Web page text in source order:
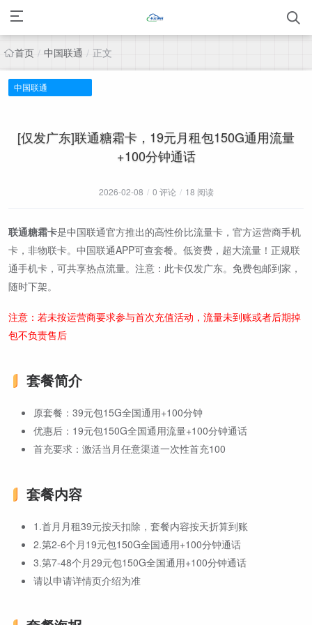
首页 / 中国联通 / 正文
中国联通
[仅发广东]联通糖霜卡，19元月租包150G通用流量
+100分钟通话
2026-02-08 / 0 评论 / 18 阅读
联通糖霜卡是中国联通官方推出的高性价比流量卡，官方运营商手机
卡，非物联卡。中国联通APP可查套餐。低资费，超大流量！正规联
通手机卡，可共享热点流量。注意：此卡仅发广东。免费包邮到家，
随时下架。
注意：若未按运营商要求参与首次充值活动，流量未到账或者后期掉
包不负责售后
套餐简介
原套餐：39元包15G全国通用+100分钟
优惠后：19元包150G全国通用流量+100分钟通话
首充要求：激活当月任意渠道一次性首充100
套餐内容
1.首月月租39元按天扣除，套餐内容按天折算到账
2.第2-6个月19元包150G全国通用+100分钟通话
3.第7-48个月29元包150G全国通用+100分钟通话
请以申请详情页介绍为准